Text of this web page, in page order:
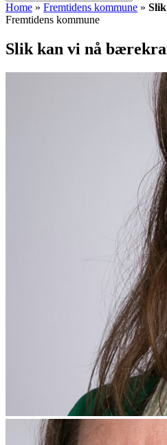
Home » Fremtidens kommune »
Fremtidens kommune
Slik kan vi nå